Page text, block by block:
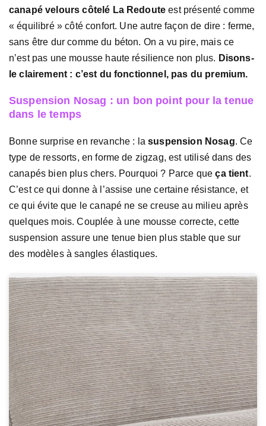
canapé velours côtelé La Redoute est présenté comme
« équilibré » côté confort. Une autre façon de dire : ferme,
sans être dur comme du béton. On a vu pire, mais ce
n’est pas une mousse haute résilience non plus. Disons-
le clairement : c’est du fonctionnel, pas du premium.
Suspension Nosag : un bon point pour la tenue
dans le temps
Bonne surprise en revanche : lasuspension Nosag. Ce
type de ressorts, en forme de zigzag, est utilisé dans des
canapés bien plus chers. Pourquoi ? Parce queça tient.
C’est ce qui donne à l’assise une certaine résistance, et
ce qui évite que le canapé ne se creuse au milieu après
quelques mois. Couplée à une mousse correcte, cette
suspension assure une tenue bien plus stable que sur
des modèles à sangles élastiques.